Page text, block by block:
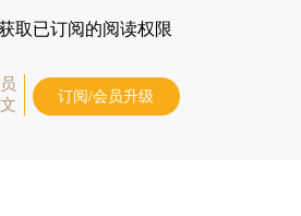
取已订阅的阅读权限
订阅/会员升级